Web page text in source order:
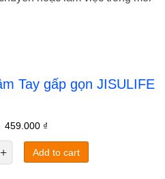
Tay gấp gọn JISULIFE
459.000 ₫
Add to cart